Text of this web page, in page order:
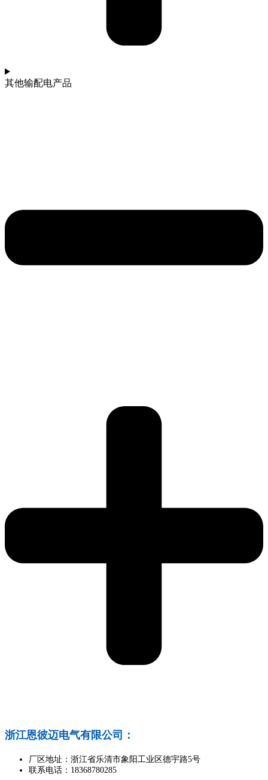
其他输配电产品
浙江恩彼迈电气有限公司：
厂区地址：浙江省乐清市象阳工业区德宇路5号
联系电话：18368780285